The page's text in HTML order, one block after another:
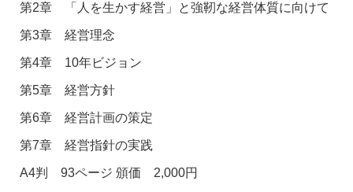
第2章 「人を生かす経営」と強靭な経営体質に向けて
第3章 経営理念
第4章 10年ビジョン
第5章 経営方針
第6章 経営計画の策定
第7章 経営指針の実践
A4判 93ページ 頒価 2,000円